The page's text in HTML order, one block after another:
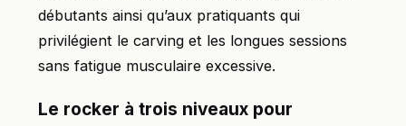
débutants ainsi qu’aux pratiquants qui
privilégient le carving et les longues sessions
sans fatigue musculaire excessive.
Le rocker à trois niveaux pour